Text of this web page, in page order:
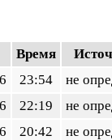
Время
23:54
не
22:19
не
20:42
не